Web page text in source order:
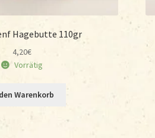
Hagebutte 110gr
4,20€
Vorrätig
Warenkorb